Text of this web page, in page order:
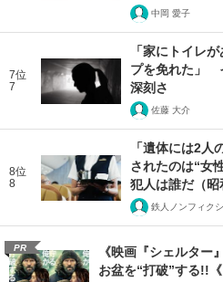
中岡 愛子
7位
7
「家にトイレ
プを免れた」
深刻さ
佐藤 大介
8位
8
「遺体には2人
されたのは“女
犯人は誰だ（昭
鉄人ノンフィク
PR
《映画『シェルター
お盆を“打破”する!!